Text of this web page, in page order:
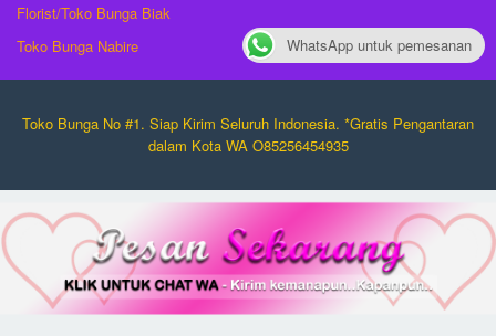
Florist/Toko Bunga Biak
Toko Bunga Nabire
Toko Bunga No #1. Siap Kirim Seluruh Indonesia. *Gratis Pengantaran
dalam Kota WA O85256454935
WhatsApp untuk pemesanan